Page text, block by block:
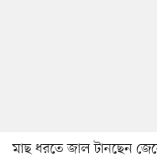
মাছ ধরতে জাল টানছেন